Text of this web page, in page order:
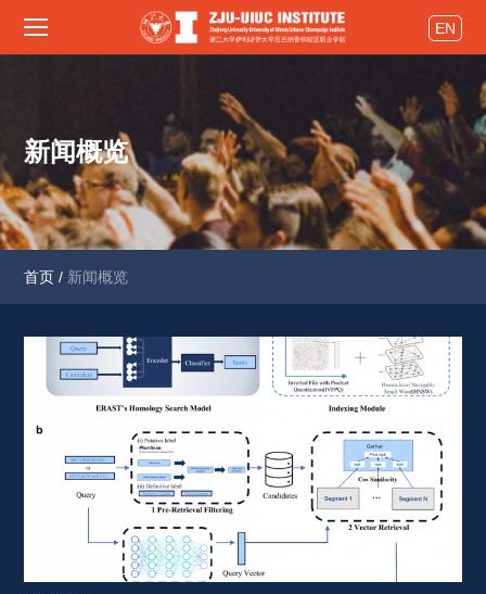
EN
新闻概览
首页 / 新闻概览